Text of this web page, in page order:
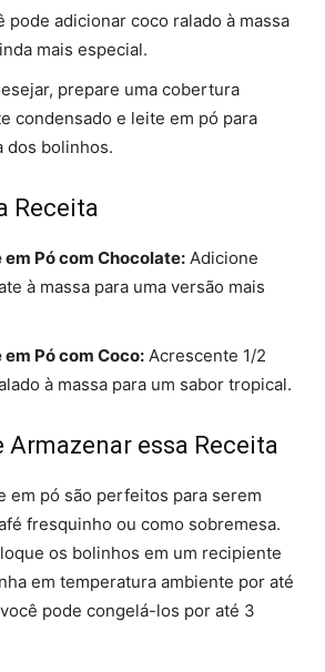
pode adicionar coco ralado à massa
mais especial.
prepare uma cobertura
condensado e leite em pó para
dos bolinhos.
Receita
Pó com Chocolate: Adicione
à massa para uma versão mais
Pó com Coco: Acrescente 1/2
à massa para um sabor tropical.
Armazenar essa Receita
em pó são perfeitos para serem
fresquinho ou como sobremesa.
os bolinhos em um recipiente
em temperatura ambiente por até
pode congelá-los por até 3